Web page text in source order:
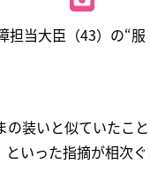
担当大臣（43）の“服
の装いと似ていたこ
いった指摘が相次ぐ